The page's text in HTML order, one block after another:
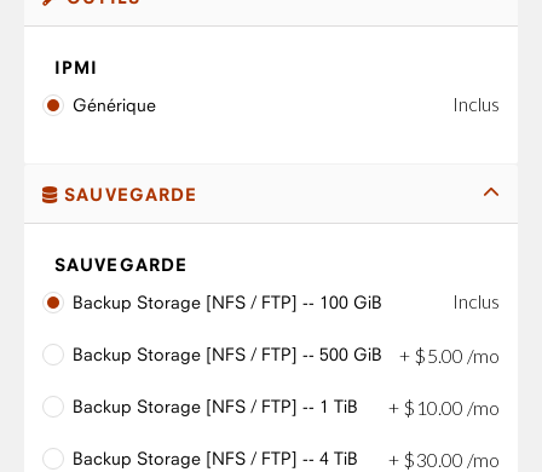
IPMI
Générique
Inclus
SAUVEGARDE
SAUVEGARDE
Backup Storage [NFS / FTP] -- 100 GiB
Inclus
Backup Storage [NFS / FTP] -- 500 GiB + $5 00 /mo
Backup Storage [NFS / FTP] -- 1 TiB + $ 10 00 /mo
Backup Storage [NFS / FTP] -- 4 TiB + $30 00 /mo